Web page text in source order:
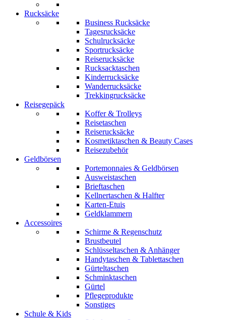
Rucksäcke
Business Rucksäcke
Tagesrucksäcke
Schulrucksäcke
Sportrucksäcke
Reiserucksäcke
Rucksacktaschen
Kinderrucksäcke
Wanderrucksäcke
Trekkingrucksäcke
Reisegepäck
Koffer & Trolleys
Reisetaschen
Reiserucksäcke
Kosmetiktaschen & Beauty Cases
Reisezubehör
Geldbörsen
Portemonnaies & Geldbörsen
Ausweistaschen
Brieftaschen
Kellnertaschen & Halfter
Karten-Etuis
Geldklammern
Accessoires
Schirme & Regenschutz
Brustbeutel
Schlüsseltaschen & Anhänger
Handytaschen & Tablettaschen
Gürteltaschen
Schminktaschen
Gürtel
Pflegeprodukte
Sonstiges
Schule & Kids